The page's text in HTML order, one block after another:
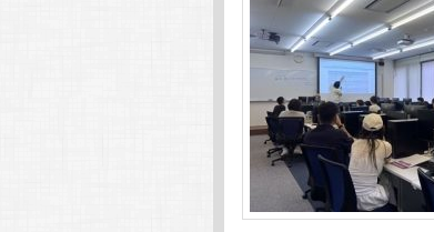
ツ
へ
移
へ
移
動